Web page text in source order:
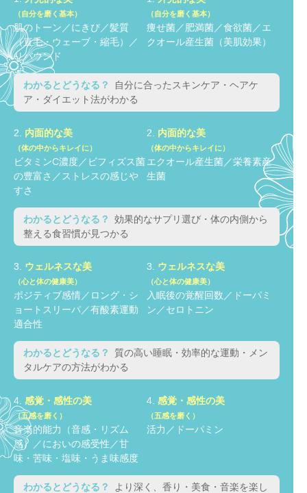
（自分を磨く基本）
肌のトーン／にきび／髪質
（直毛・ウェーブ・縮毛）／
リバウンド
（自分を磨く基本）
痩せ菌／肥満菌／食欲菌／エ
クオール産生菌（美肌効果）
わかるとどうなる？
自分に合ったスキンケア・ヘアケ
ア・ダイエット法がわかる
2. 内面的な美
（体の中からキレイに）
ビタミンC濃度／ビフィズス菌
の豊富さ／ストレスの感じや
すさ
2. 内面的な美
（体の中からキレイに）
エクオール産生菌／栄養素産
生菌
わかるとどうなる？
効果的なサプリ選び・体の内側から
整える食習慣が見つかる
3. ウェルネスな美
（心と体の健康美）
ポジティブ感情／ロング・シ
ョートスリーパ／有酸素運動
適合性
3. ウェルネスな美
（心と体の健康美）
入眠後の覚醒回数／ドーパミ
ン／セロトニン
わかるとどうなる？
質の高い睡眠・効率的な運動・メン
タルケアの方法がわかる
4. 感覚・感性の美
（五感を磨く）
音楽的能力（音感・リズム
感）／においの感受性／甘
味・苦味・塩味・うま味感度
4. 感覚・感性の美
（五感を磨く）
活力／ドーパミン
わかるとどうなる？
より深く、香り・美食・音楽を楽し